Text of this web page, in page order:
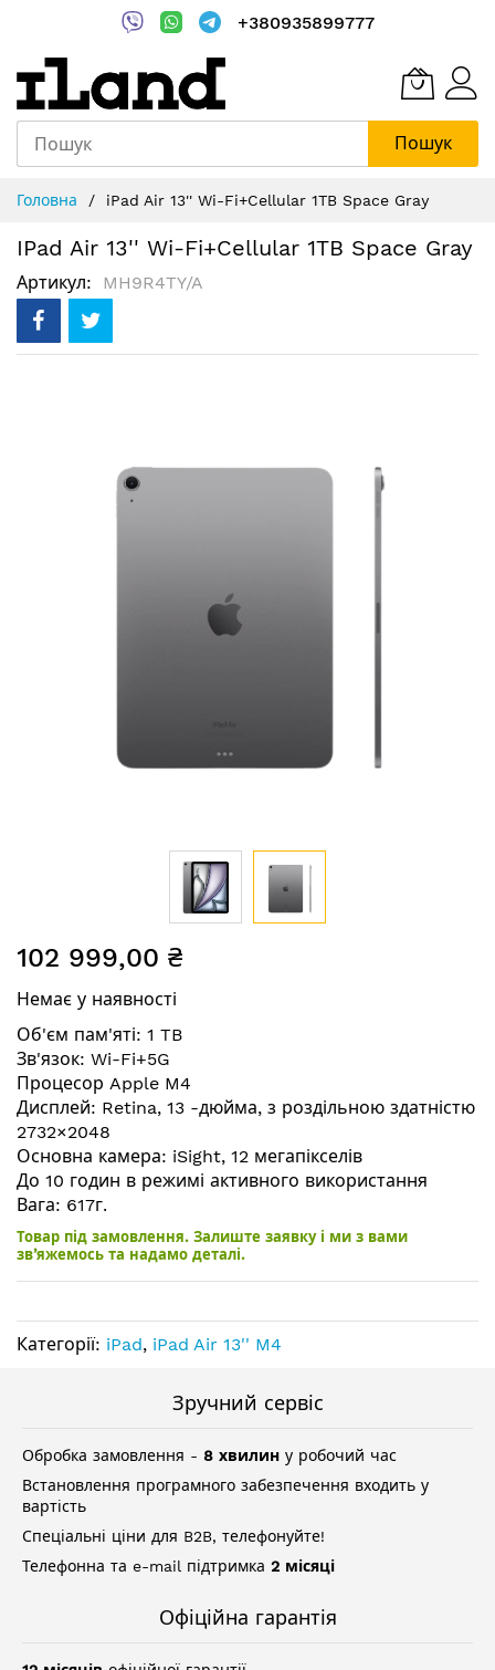
+380935899777
Пошук
Content
Головна iPad Air 13'' Wi-Fi+Cellular 1TB Space Gray
IPad Air 13'' Wi-Fi+Cellular 1TB Space Gray
Артикул MH9R4TY/A
до
галереї
зображень
102 999,00 ₴
Немає у наявності
Об'єм пам'яті: 1 TB
Зв'язок: Wi-Fi+5G
Процесор Apple M4
Дисплей: Retina, 13 -дюйма, з роздільною здатністю
2732×2048
Основна камера: iSight, 12 мегапікселів
До 10 годин в режимі активного використання
Вага: 617г.
Товар під замовлення. Залиште заявку і ми з вами
зв’яжемось та надамо деталі.
Категорії: iPad, iPad Air 13'' M4
Зручний сервіс
Обробка замовлення - 8 хвилин у робочий час
Встановлення програмного забезпечення входить у
вартість
Спеціальні ціни для B2B, телефонуйте!
Телефонна та e-mail підтримка 2 місяці
Офіційна гарантія